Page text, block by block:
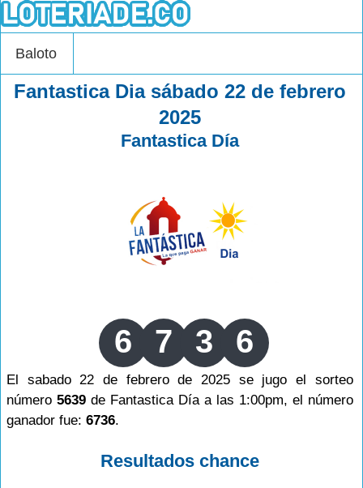
Baloto
Fantastica Dia sábado 22 de febrero
2025
Fantastica Día
6 7 3 6
El sabado 22 de febrero de 2025 se jugo el sorteo
número 5639de Fantastica Día a las 1:00pm, el número
ganador fue: 6736.
Resultados chance